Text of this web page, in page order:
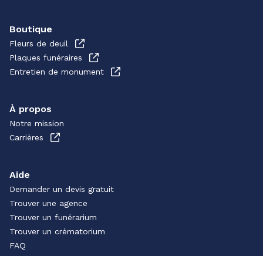
Boutique
Fleurs de deuil
Plaques funéraires
Entretien de monument
À propos
Notre mission
Carrières
Aide
Demander un devis gratuit
Trouver une agence
Trouver un funérarium
Trouver un crématorium
FAQ